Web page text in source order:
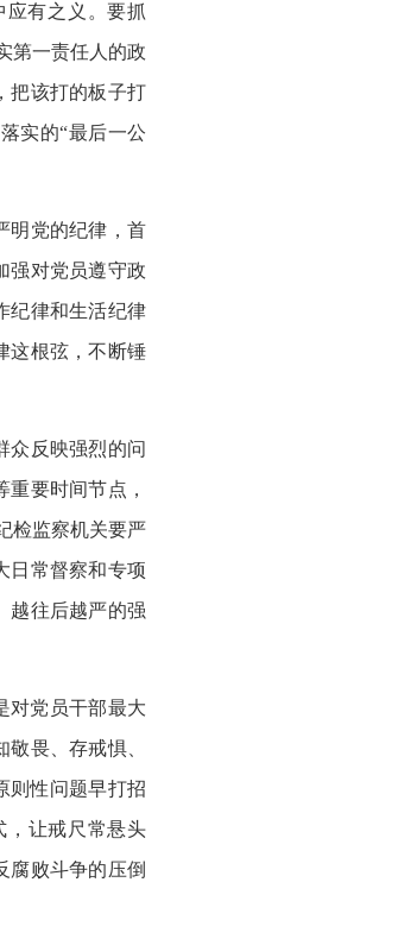
有之义。要抓
第一责任人的政
把该打的板子打
实的“最后一公
明党的纪律，首
强对党员遵守政
纪律和生活纪律
这根弦，不断锤
众反映强烈的问
要时间节点，
检监察机关要严
日常督察和专项
越往后越严的强
对党员干部最大
畏、存戒惧、
则性问题早打招
，让戒尺常悬头
腐败斗争的压倒